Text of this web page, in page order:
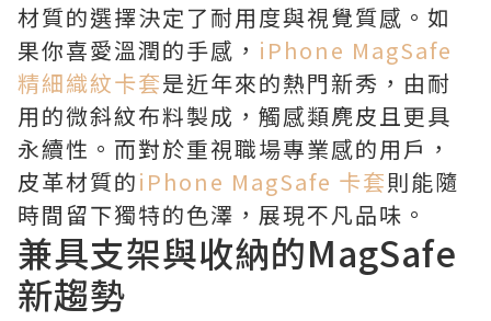
材質的選擇決定了耐用度與視覺質感。如
果你喜愛溫潤的手感， iPhone MagSafe
精細織紋卡套是近年來的熱門新秀，由耐
用的微斜紋布料製成，觸感類麂皮且更具
永續性。而對於重視職場專業感的用戶，
皮革材質的iPhone MagSafe 卡套則能隨
時間留下獨特的色澤，展現不凡品味。
兼具支架與收納的MagSafe
新趨勢